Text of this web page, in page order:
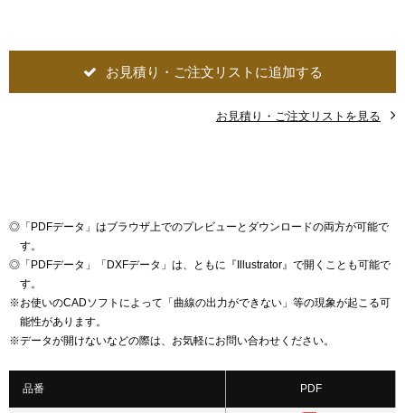
お見積り・ご注文リストに追加する
お見積り・ご注文リストを見る
◎ 「PDFデータ」はブラウザ上でのプレビューとダウンロードの両方が可能で
す。
◎ 「PDFデータ」「DXFデータ」は、ともに『Illustrator』で開くことも可能で
す。
※お使いのCADソフトによって「曲線の出力ができない」等の現象が起こる可
能性があります。
※データが開けないなどの際は、お気軽にお問い合わせください。
品番 PDF